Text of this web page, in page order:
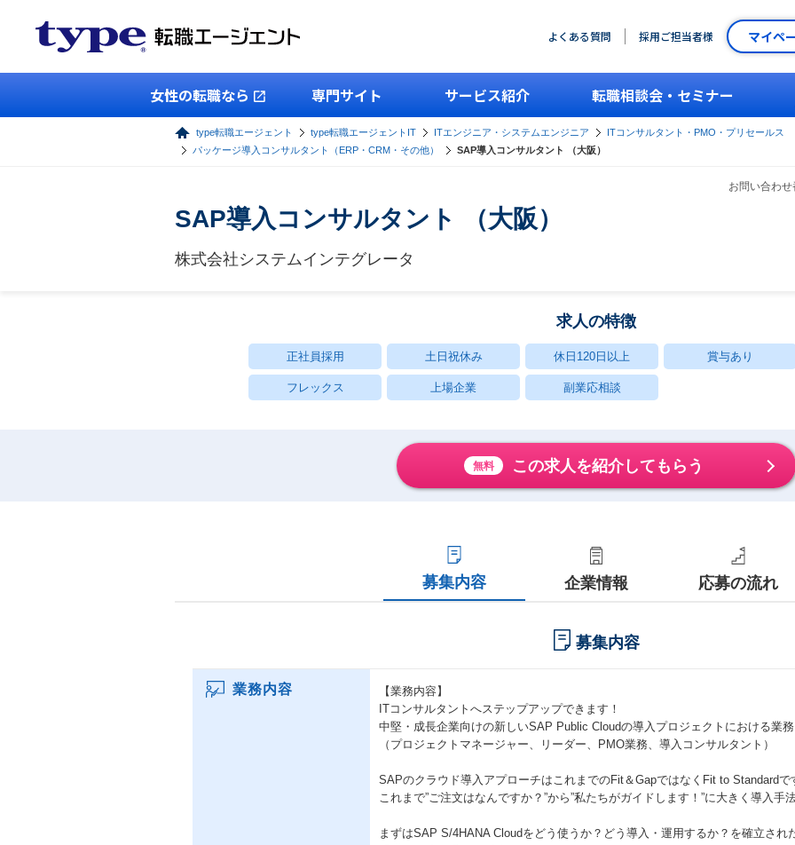
よくある質問 採用ご担当者様 マイペ
女性の転職なら 専門サイト サービス紹介 転職相談会・セミナー
type転職エージェント type転職エージェントIT ITエンジニア・システムエンジニア
ITコンサルタント・PMO・プリセールス
パッケージ導入コンサルタント（ERP・CRM・その他）
SAP導入コンサルタント （大阪）
お問い合わ
SAP導入コンサルタント （大阪）
株式会社システムインテグレータ
求人の特徴
正社員採用 土日祝休み 休日120日以上 賞与あり
フレックス 上場企業 副業応相談
無料 この求人を紹介してもらう
募集内容 企業情報 応募の流れ
募集内容
業務内容
【業務内容】
ITコンサルタントへステップアップできます！
中堅・成長企業向けの新しいSAP Public Cloudの導入プロジェクトにおける業務
（プロジェクトマネージャー、リーダー、PMO業務、導入コンサルタント）
SAPのクラウド導入アプローチはこれまでのFit＆GapではなくFit to Standardで
これまで”ご注文はなんですか？”から”私たちがガイドします！”に大きく導入手
まずはSAP S/4HANA Cloudをどう使うか？どう導入・運用するか？を確立さ